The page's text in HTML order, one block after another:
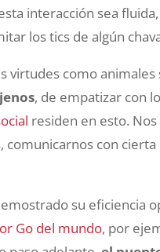
interacción sea
los tics de algún
virtudes como
, de empatizar con
residen en esto.
con
su eficiencia
Go del mundo, por